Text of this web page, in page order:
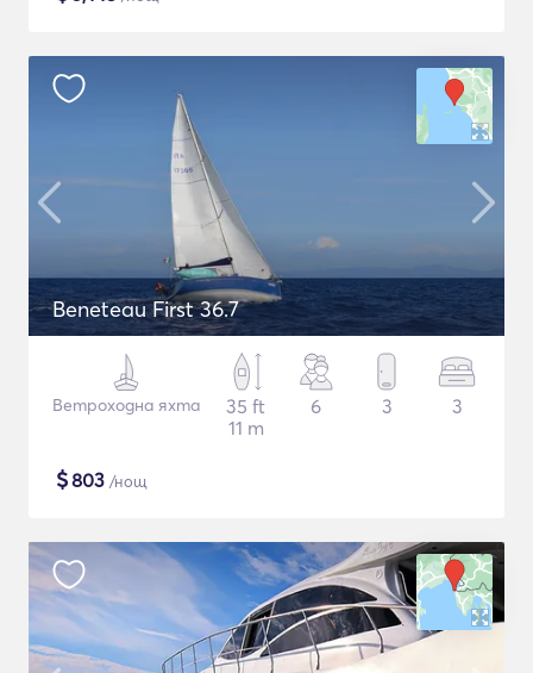
Beneteau First 36.7
Ветроходна яхта
35 ft
11 m
6 3 3
$803 /нощ